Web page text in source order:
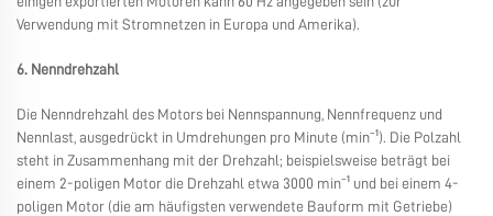
Verwendung mit Stromnetzen in Europa und Amerika).
6. Nenndrehzahl
Die Nenndrehzahl des Motors bei Nennspannung, Nennfrequenz und
Nennlast, ausgedrückt in Umdrehungen pro Minute (min⁻¹). Die Polzahl
steht in Zusammenhang mit der Drehzahl; beispielsweise beträgt bei
einem 2-poligen Motor die Drehzahl etwa 3000 min⁻¹ und bei einem 4-
poligen Motor (die am häufigsten verwendete Bauform mit Getriebe)